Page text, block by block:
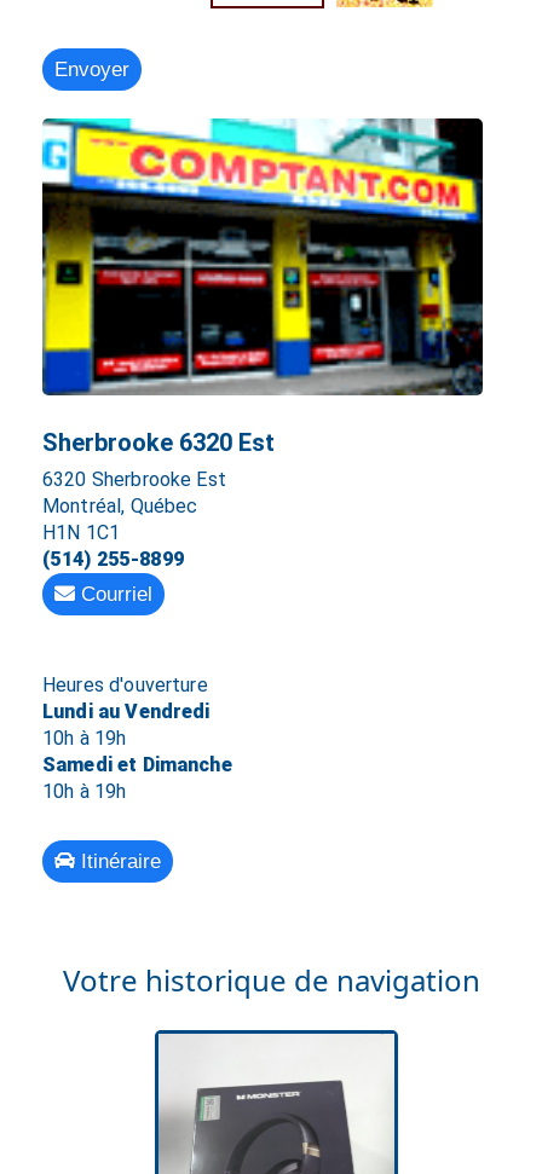
Sherbrooke 6320 Est
6320 Sherbrooke Est
Montréal, Québec
H1N 1C1
(514) 255-8899
Courriel
Heures d'ouverture
Lundi au Vendredi
10h à 19h
Samedi et Dimanche
10h à 19h
Itinéraire
Votre historique de navigation